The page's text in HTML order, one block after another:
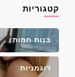
קטגוריות
בנות חמות
דוגמניות